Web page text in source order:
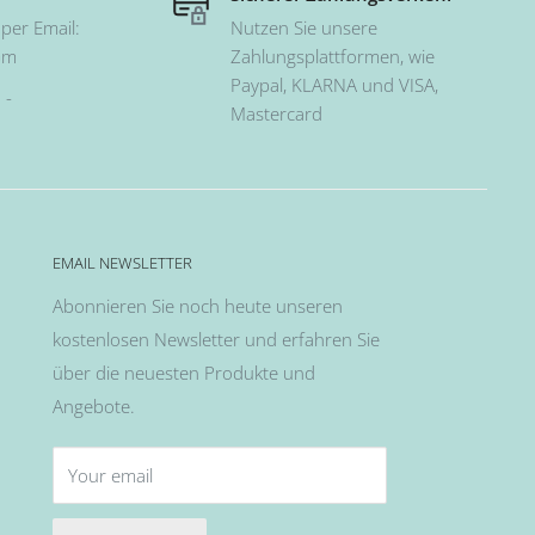
Email:
-
Nutzen Sie unsere
Zahlungsplattformen, wie
Paypal, KLARNA und VISA,
Mastercard
EMAIL NEWSLETTER
Abonnieren Sie noch heute unseren
kostenlosen Newsletter und erfahren Sie
über die neuesten Produkte und
Angebote.
Your email